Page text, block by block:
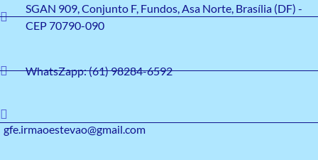
SGAN 909, Conjunto F, Fundos, Asa Norte, Brasília (DF) -
CEP 70790-090
WhatsZapp: (61) 98284-6592
gfe.irmaoestevao@gmail.com